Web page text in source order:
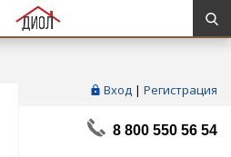
Вход | Регистрация
8 800 550 56 54